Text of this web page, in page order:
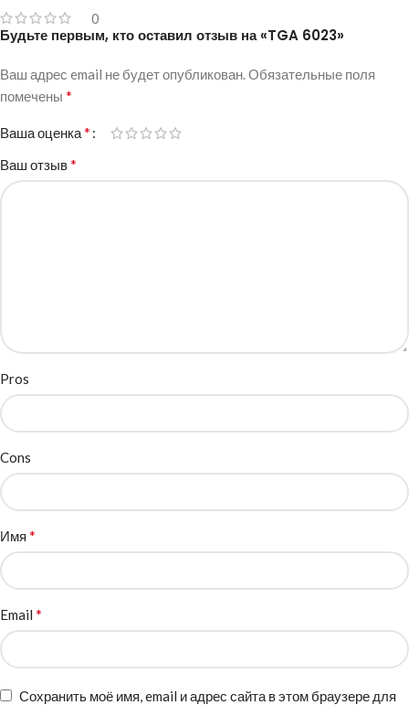
0
Будьте первым, кто оставил отзыв на «TGA 6023»
Ваш адрес email не будет опубликован.Обязательные поля
помечены *
Ваша оценка*
Ваш отзыв*
Pros
Cons
Имя *
Email *
Сохранить моё имя, email и адрес сайта в этом браузере для